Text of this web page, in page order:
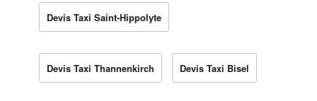
Devis Taxi Saint-Hippolyte
Devis Taxi Thannenkirch Devis Taxi Bisel